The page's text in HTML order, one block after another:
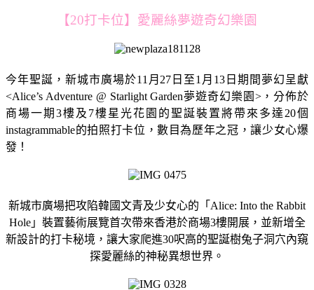
【20打卡位】愛麗絲夢遊奇幻樂園
今年聖誕，新城市廣場於11月27日至1月13日期間夢幻呈獻
<Alice’s Adventure @ Starlight Garden夢遊奇幻樂園>，分佈於
商場一期3樓及7樓星光花園的聖誕裝置將帶來多達20個
instagrammable的拍照打卡位，數目為歷年之冠，讓少女心爆
發！
新城市廣場把攻陷韓國文青及少女心的「Alice: Into the Rabbit
Hole」裝置藝術展覽首次帶來香港於商場3樓開展，並新增全
新設計的打卡秘境，讓大家爬進30呎高的聖誕樹兔子洞穴內窺
探愛麗絲的神秘異想世界。